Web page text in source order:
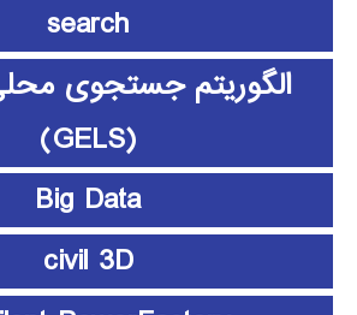
search
الگوریتم جستجوی
(GELS)
Big Data
civil 3D